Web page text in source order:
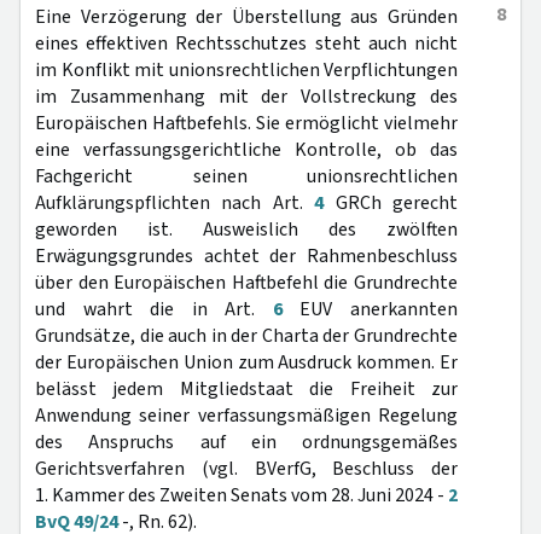
8
Eine Verzögerung der Überstellung aus Gründen
eines effektiven Rechtsschutzes steht auch nicht
im Konflikt mit unionsrechtlichen Verpflichtungen
im Zusammenhang mit der Vollstreckung des
Europäischen Haftbefehls. Sie ermöglicht vielmehr
eine verfassungsgerichtliche Kontrolle, ob das
Fachgericht seinen unionsrechtlichen
Aufklärungspflichten nach Art.4GRCh gerecht
geworden ist. Ausweislich des zwölften
Erwägungsgrundes achtet der Rahmenbeschluss
über den Europäischen Haftbefehl die Grundrechte
und wahrt die in Art. 6EUV anerkannten
Grundsätze, die auch in der Charta der Grundrechte
der Europäischen Union zum Ausdruck kommen. Er
belässt jedem Mitgliedstaat die Freiheit zur
Anwendung seiner verfassungsmäßigen Regelung
des Anspruchs auf ein ordnungsgemäßes
Gerichtsverfahren (vgl. BVerfG, Beschluss der
1. Kammer des Zweiten Senats vom 28. Juni 2024 - 2
BvQ 49/24-, Rn. 62).